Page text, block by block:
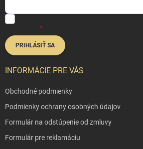
PRIHLÁSIŤ SA
INFORMÁCIE PRE VÁS
Obchodné podmienky
Podmienky ochrany osobných údajov
Formulár na odstúpenie od zmluvy
Formulár pre reklamáciu